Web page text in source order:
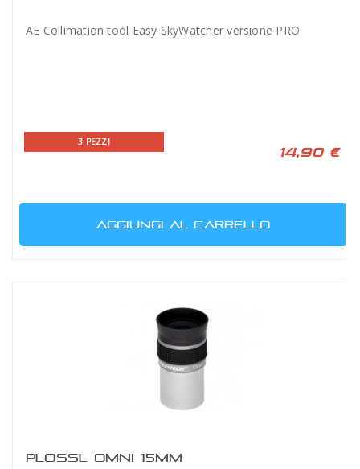
AE Collimation tool Easy SkyWatcher versione PRO
3 PEZZI
14,90 €
AGGIUNGI AL CARRELLO
PLOSSL OMNI 15MM